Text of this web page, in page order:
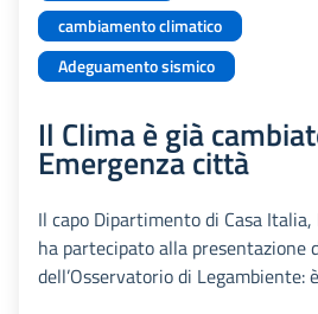
cambiamento climatico
Adeguamento sismico
Il Clima è già
Emergenza città
Il capo Dipartimento di Casa Italia,
ha partecipato alla presentazione
dell’Osservatorio di Legambiente: